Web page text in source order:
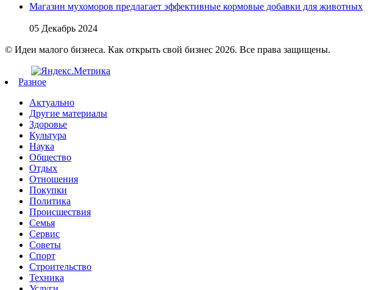
Магазин мухоморов предлагает эффективные кормовые добавки для животных
05 Декабрь 2024
© Идеи малого бизнеса. Как открыть свой бизнес 2026. Все права защищены.
Разное
Актуально
Другие материалы
Здоровье
Культура
Наука
Общество
Отдых
Отношения
Покупки
Политика
Происшествия
Семья
Сервис
Советы
Спорт
Строительство
Техника